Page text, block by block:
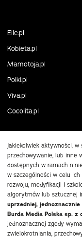
Elle.pl
Kobieta.pl
Mamotoja.pl
Polki.pl
Viva.pl
Cocolita.pl
Jakiekolwiek aktywności,
przechowywanie, lub inne
dostępnych w ramach
w szczególności w celu
rozwoju, modyfikacji i
algorytmów lub sztucznej
uprzedniej,
Burda Media Polska sp. z
jednoznacznej zgody
zwielokrotniania,